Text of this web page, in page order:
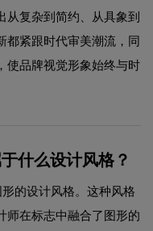
从复杂到简约、从具象到
都紧跟时代审美潮流，同
使品牌视觉形象始终与时
什么设计风格？
的设计风格。这种风格
师在标志中融合了图形的